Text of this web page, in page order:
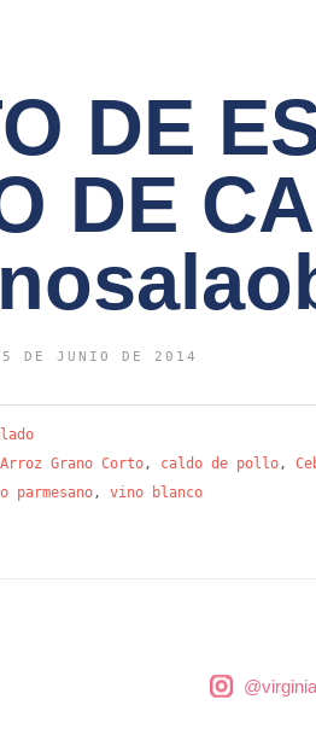
DE
DE
DE JUNIO DE 2014
Arroz Grano Corto, caldo de pollo,
parmesano, vino blanco